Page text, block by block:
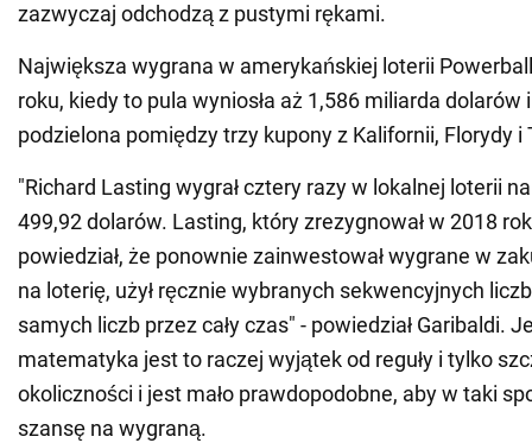
zazwyczaj odchodzą z pustymi rękami.
Największa wygrana w amerykańskiej loterii
roku, kiedy to pula wyniosła aż 1,586 miliarda dolarów
podzielona pomiędzy trzy kupony z Kalifornii, Florydy i
"Richard Lasting wygrał cztery razy w lokalnej loterii
499,92 dolarów. Lasting, który zrezygnował w 2018
powiedział, że ponownie zainwestował wygrane w
na loterię, użył ręcznie wybranych sekwencyjnych
samych liczb przez cały czas" - powiedział Garibaldi.
matematyka jest to raczej wyjątek od reguły i tylko
okoliczności i jest mało prawdopodobne, aby w taki
szansę na wygraną.